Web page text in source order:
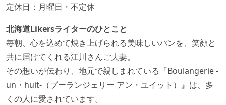
定休日：月曜日・不定休
北海道Likersライターのひとこと
毎朝、心を込めて焼き上げられる美味しいパンを、笑顔と
共に届けてくれる江川さんご夫妻。
その想いが伝わり、地元で親しまれている『Boulangerie -
un・huit-（ブーランジェリー アン・ユイット）』は、多
くの人に愛されています。